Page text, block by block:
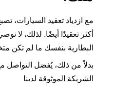
مع ازدياد تعقيد السيارات،
أكثر تعقيدًا أيضًا. لذلك، لا
البطارية بنفسك ما لم تكن
الشريكة الموثوقة لدينا